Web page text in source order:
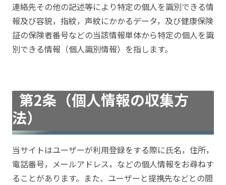
連絡先その他の記述等により特定の個人を識別できる情
報及び容貌，指紋，声紋にかかるデータ，及び健康保険
証の保険者番号などの当該情報単体から特定の個人を識
別できる情報（個人識別情報）を指します。
第2条（個人情報の収集方
法）
当サイトはユーザーが利用登録をする際に氏名，住所，
電話番号，メールアドレス，などの個人情報をお尋ねす
ることがあります。また、ユーザーと提携先などとの間